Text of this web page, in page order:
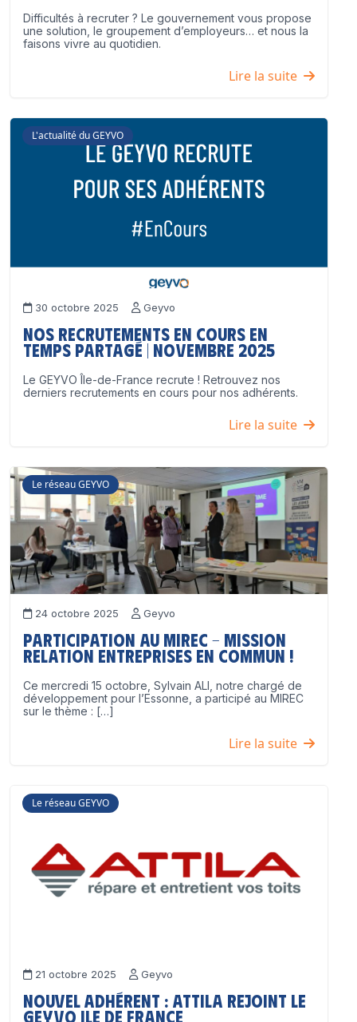
Difficultés à recruter ? Le gouvernement vous propose
une solution, le groupement d’employeurs… et nous la
faisons vivre au quotidien.
Lire la suite
L'actualité du GEYVO
30 octobre 2025 Geyvo
Nos recrutements en cours en
temps partagé | Novembre 2025
Le GEYVO Île-de-France recrute ! Retrouvez nos
derniers recrutements en cours pour nos adhérents.
Lire la suite
Le réseau GEYVO
24 octobre 2025 Geyvo
Participation au MIREC – Mission
Relation Entreprises en Commun !
Ce mercredi 15 octobre, Sylvain ALI, notre chargé de
développement pour l’Essonne, a participé au MIREC
sur le thème : […]
Lire la suite
Le réseau GEYVO
21 octobre 2025 Geyvo
Nouvel adhérent : ATTILA rejoint le
GEYVO Ile de France